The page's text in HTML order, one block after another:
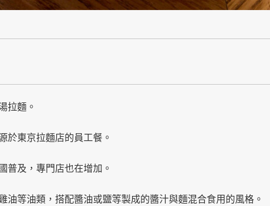
拉麵。
於東京拉麵店的員工餐。
普及，專門店也在增加。
油等油類，搭配醬油或鹽等製成的醬汁與麵混合食用的風格。